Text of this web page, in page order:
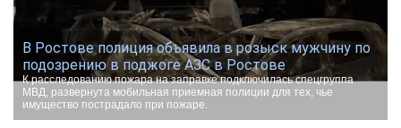
В Ростове полиция объявила в розыск мужчину по
подозрению в поджоге АЗС в Ростове
К расследованию пожара на заправке подключилась спецгруппа
МВД, развернута мобильная приемная полиции для тех, чье
имущество пострадало при пожаре.